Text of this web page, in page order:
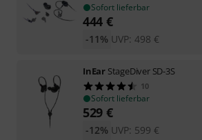
Sofort lieferbar
444 €
UVP: 498 €
-11%
InEar StageDiver SD-3S
10
Sofort lieferbar
529 €
UVP: 599 €
-12%